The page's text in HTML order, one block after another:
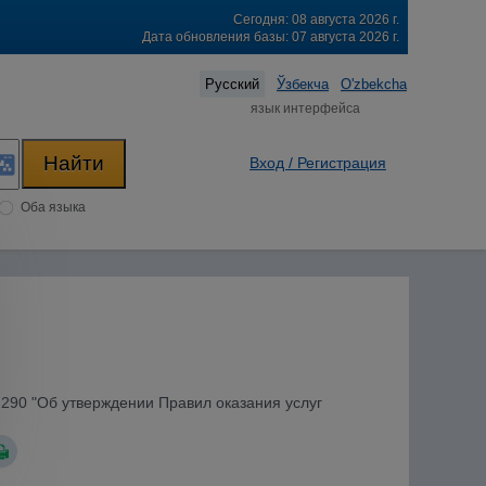
Сегодня: 08 августа 2026 г.
Дата обновления базы: 07 августа 2026 г.
Русский Ўзбекча O'zbekcha
язык интерфейса
Оба языка
Вход / Регистрация
"Об утверждении Правил оказания услуг